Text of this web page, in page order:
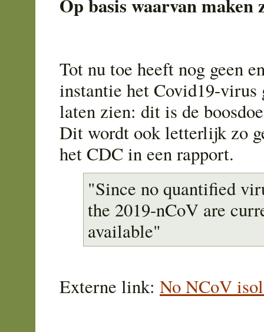
Op basis waarvan maken
Tot nu toe heeft nog geen
instantie het Covid19-virus
laten zien: dit is de
Dit wordt ook letterlijk zo
het CDC in een rapport.
"Since no quantified
the 2019-nCoV are
available"
Externe link: No NCoV